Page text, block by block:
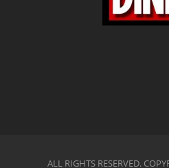
ALL RIGHTS RESERVED.